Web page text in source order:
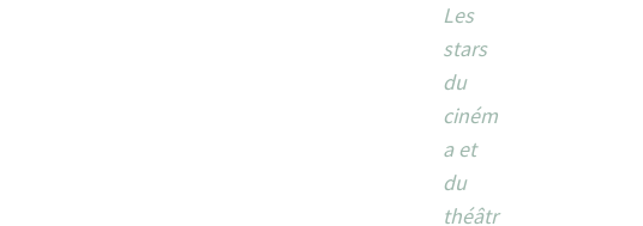
Les
stars
du
ciném
a et
du
théâtr